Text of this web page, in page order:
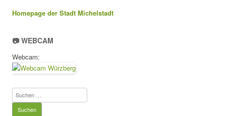
Homepage der Stadt Michelstadt
📷 WEBCAM
Webcam:
Suchen
nach: